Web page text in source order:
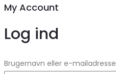
My Account
Log ind
Brugernavn eller e-mailadresse